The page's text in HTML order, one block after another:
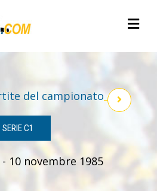
del campionato
SERIE C1
10 novembre 1985